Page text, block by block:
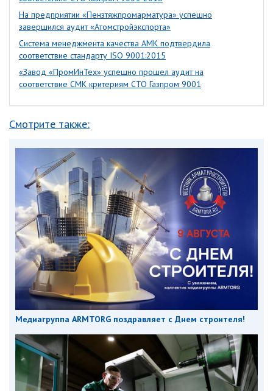
На предприятии «Пензтяжпромарматура» успешно
завершился аудит «Атомстройэкспорта»
Система менеджмента качества АМК подтвердила
соответствие стандарту ISO 9001:2015
«Завод «ПромИнТех» успешно прошел аудит на
соответствие СМК критериям СТО Газпром 9001
Смотрите также:
Медиагруппа ARMTORG поздравляет с Днем строителя!